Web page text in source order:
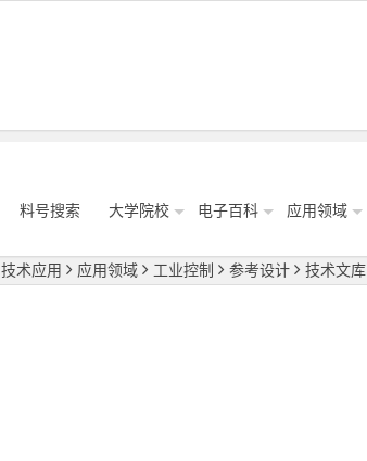
料号搜索 大学院校 电子百科 应用领域
技术应用 应用领域 工业控制 参考设计 技术文库